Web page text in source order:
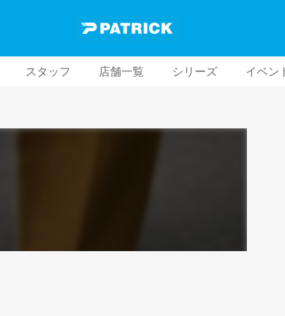
スタッフ 店舗一覧 シリーズ イベン